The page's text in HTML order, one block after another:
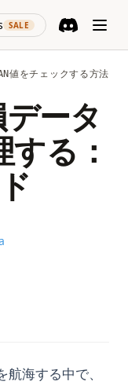
SALE
(opens in a
値をチェックする方法
ータ
る：
海する中で、